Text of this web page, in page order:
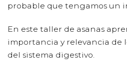
probable que tengamos un
En este taller de asanas
importancia y relevancia de
del sistema digestivo.